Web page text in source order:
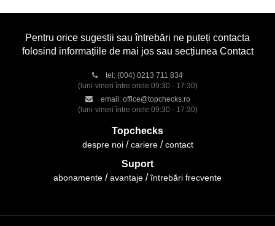
Pentru orice sugestii sau întrebări ne puteți contacta
folosind informațiile de mai jos sau secțiunea Contact
tel: (004) 0213 711 834
(luni-vineri între orele 09:30 - 17:30)
email: office@topchecks.ro
(luni-vineri între orele 09:30 - 17:30)
Topchecks
despre noi cariere contact
Suport
abonamente avantaje întrebări frecvente